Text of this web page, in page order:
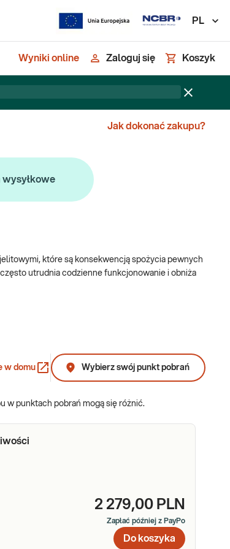
PL
Wyniki online Zaloguj się Koszyk
Jak dokonać zakupu?
wysyłkowe
które są konsekwencją spożycia pewnych
utrudnia codzienne funkcjonowanie i obniża
pochodzenia mlecznego) do glukozy i
w jelicie, co prowadzi do pojawienia się wzdęć i
fruktozy (c
ukier ten znajduje się zwłaszcza w
przerostu flory bakteryjnej w
w domu Wybierz swój punkt pobrań
w punktach pobrań mogą się różnić.
2 279,00 PLN
Zapłać później z PayPo
Do koszyka